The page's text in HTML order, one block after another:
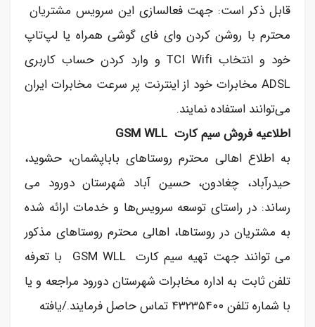
قابل ذکر است: جهت فعالسازی این سرویس مشتریان
محترم با روشن کردن وای فای گوشی همراه یا لپ‌تاپ
خود و انتخاب TCI Wifi و وارد کردن حساب کاربری
ADSL مخابرات خود از اینترنت پر سرعت مخابرات ایران
می‌توانند استفاده نمایند.
اطلاعیه فروش سیم کارت GSM WLL
به اطلاع اهالی محترم روستاهای باباپشمان، حشوید،
حیدرآباد، چغادون، حسین آباد شهرستان دورود می
رساند: در راستای توسعه سرویس‌ها و خدمات ارائه شده
به مشتریان در روستاها، اهالی محترم روستاهای مذکور
می توانند جهت تهیه سیم کارت GSM WLL با تعرفه
تلفن ثابت به اداره مخابرات شهرستان دورود مراجعه و یا
با شماره تلفن ۴۳۲۳۵۴۰۰ تماس حاصل فرمایند./یافته